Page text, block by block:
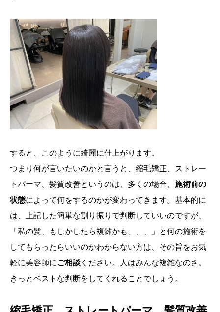
すると、このように綺麗に仕上がります。
つまり何が言いたいのかと言うと、縮毛矯正、ストレー
トパーマ、髪質改善というのは、多くの場合、 施術前の
状態によって何をするのかが変わってきます。基本的に
は、上記した簡単な割り振りで判断していいのですが、
「私の髪、もしかしたら複雑かも、、、」と何の施術を
してもらったらいいのかわからない方は、その旨をお気
軽に美容師にご相談 ください。人はみんな複雑なのさ。
きっとベストな判断をしてくれることでしょう。